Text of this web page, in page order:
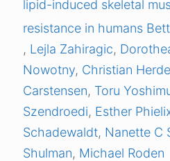
lipid-induced skeletal
resistance in humans
, Lejla Zahiragic,
Nowotny, Christian
Carstensen, Toru
Szendroedi, Esther
Schadewaldt, Nanette C
Shulman, Michael Roden